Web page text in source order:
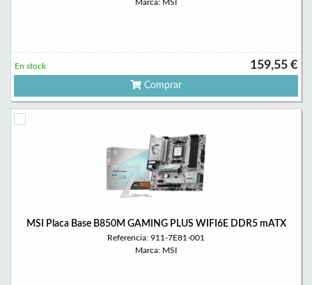
Marca: MSI
159,55 €
En stock
Comprar
MSI Placa Base B850M GAMING PLUS WIFI6E DDR5 mATX
Referencia: 911-7E81-001
Marca: MSI